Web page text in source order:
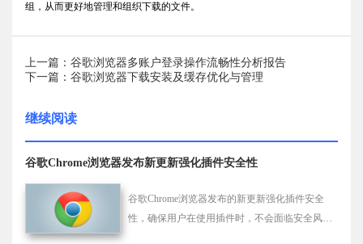
组，从而更好地管理和组织下载的文件。
上一篇：谷歌浏览器多账户登录操作流畅性分析报告
下一篇：谷歌浏览器下载安装及缓存优化与管理
继续阅读
谷歌Chrome浏览器发布新更新强化插件安全性
谷歌Chrome浏览器发布的新更新强化插件安全
性，确保用户在使用插件时，不会面临安全风